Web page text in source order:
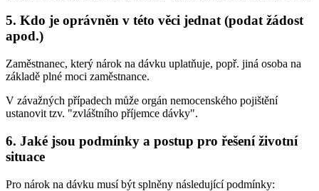
5. Kdo je oprávněn v této věci jednat (podat žádost
apod.)
Zaměstnanec, který nárok na dávku uplatňuje, popř. jiná osoba na
základě plné moci zaměstnance.
V závažných případech může orgán nemocenského pojištění
ustanovit tzv. "zvláštního příjemce dávky".
6. Jaké jsou podmínky a postup pro řešení životní
situace
Pro nárok na dávku musí být splněny následující podmínky: